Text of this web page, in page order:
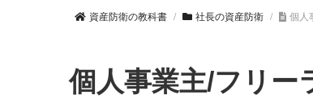
資産防衛の教科書 社長の資産防衛 個人
個人事業主/フリー